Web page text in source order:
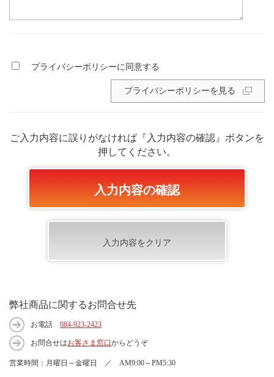
プライバシーポリシーに同意する
プライバシーポリシーを見る
ご入力内容に誤りがなければ『入力内容の確認』ボタンを
押してください。
弊社商品に関するお問合せ先
お電話 084-923-2423
お問合せはお客さま窓口からどうぞ
営業時間：月曜日～金曜日 ／ AM9:00～PM5:30